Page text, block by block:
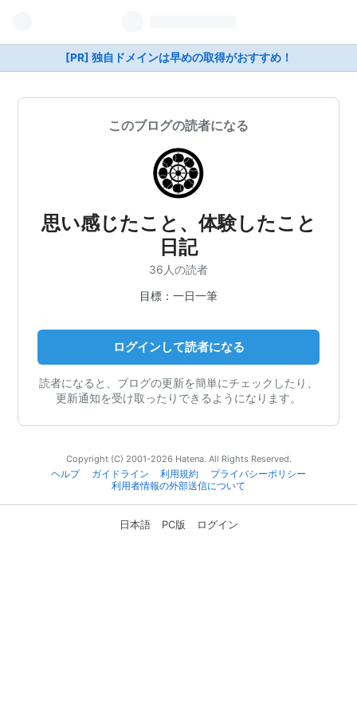
[PR] 独自ドメインは早めの取得がおすすめ！
このブログの読者になる
思い感じたこと、体験したこと
日記
36人の読者
目標：一日一筆
ログインして読者になる
読者になると、ブログの更新を簡単にチェックしたり、
更新通知を受け取ったりできるようになります。
Copyright (C) 2001-2026 Hatena. All Rights Reserved.
ヘルプ
ガイドライン 利用規約
プライバシーポリシー
利用者情報の外部送信について
日本語 PC版 ログイン